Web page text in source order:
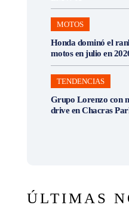
MOTOS
Honda dominó el
motos en julio en
TENDENCIAS
Grupo Lorenzo con
drive en Chacras
ÚLTIMAS